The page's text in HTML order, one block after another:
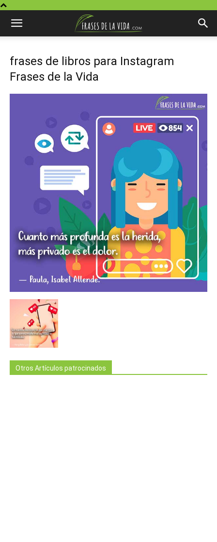
frases de libros para Instagram
Frases de la Vida
Otros Artículos patrocinados